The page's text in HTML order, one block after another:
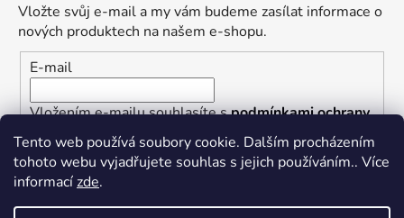
Tento web používá soubory cookie. Dalším procházením
tohoto webu vyjadřujete souhlas s jejich používáním.. Více
informacízde.
Vložte svůj e-mail a my vám budeme zasílat informace o
nových produktech na našem e-shopu.
E-mail
Vložením e-mailu souhlasíte spodmínkami ochrany
osobních údajů
PŘIHLÁSIT SE